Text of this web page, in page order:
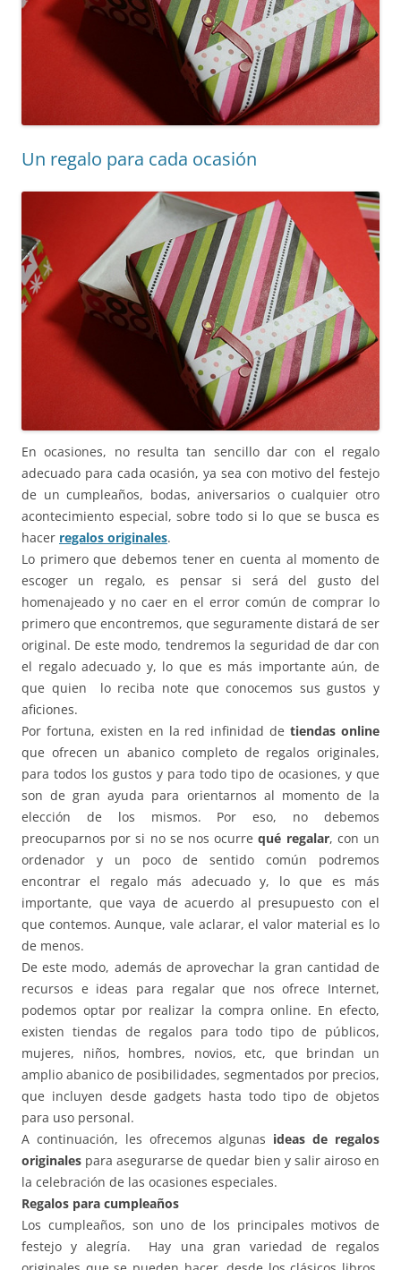
Un regalo para cada ocasión
En ocasiones, no resulta tan sencillo dar con el regalo
adecuado para cada ocasión, ya sea con motivo del festejo
de un cumpleaños, bodas, aniversarios o cualquier otro
acontecimiento especial, sobre todo si lo que se busca es
hacer regalos originales.
Lo primero que debemos tener en cuenta al momento de
escoger un regalo, es pensar si será del gusto del
homenajeado y no caer en el error común de comprar lo
primero que encontremos, que seguramente distará de ser
original. De este modo, tendremos la seguridad de dar con
el regalo adecuado y, lo que es más importante aún, de
que quien lo reciba note que conocemos sus gustos y
aficiones.
Por fortuna, existen en la red infinidad detiendas online
que ofrecen un abanico completo de regalos originales,
para todos los gustos y para todo tipo de ocasiones, y que
son de gran ayuda para orientarnos al momento de la
elección de los mismos. Por eso, no debemos
preocuparnos por si no se nos ocurrequé regalar, con un
ordenador y un poco de sentido común podremos
encontrar el regalo más adecuado y, lo que es más
importante, que vaya de acuerdo al presupuesto con el
que contemos. Aunque, vale aclarar, el valor material es lo
de menos.
De este modo, además de aprovechar la gran cantidad de
recursos e ideas para regalar que nos ofrece Internet,
podemos optar por realizar la compra online. En efecto,
existen tiendas de regalos para todo tipo de públicos,
mujeres, niños, hombres, novios, etc, que brindan un
amplio abanico de posibilidades, segmentados por precios,
que incluyen desde gadgets hasta todo tipo de objetos
para uso personal.
A continuación, les ofrecemos algunas ideas de regalos
originales para asegurarse de quedar bien y salir airoso en
la celebración de las ocasiones especiales.
Regalos para cumpleaños
Los cumpleaños, son uno de los principales motivos de
festejo y alegría. Hay una gran variedad de regalos